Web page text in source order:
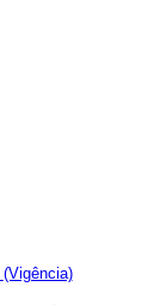
(Vigência)